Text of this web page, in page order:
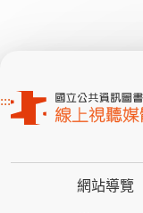
:::
網站導覽